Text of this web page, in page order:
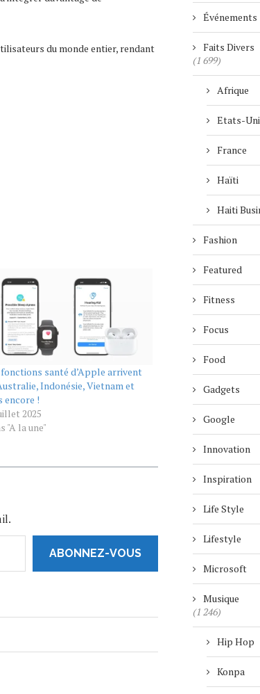
du monde entier, rendant
santé d’Apple arrivent
Indonésie, Vietnam et
encore !
2025
"A la une"
ABONNEZ-VOUS
Événements
Faits Divers
(1 699)
Afrique
Etats-
France
Haïti
Haiti
Fashion
Featured
Fitness
Focus
Food
Gadgets
Google
Innovation
Inspiration
Life Style
Lifestyle
Microsoft
Musique
(1 246)
Hip Hop
Konpa